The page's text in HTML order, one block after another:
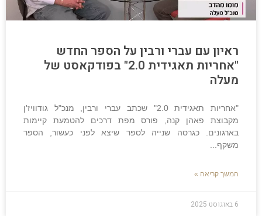
ראיון עם עברי ורבין על הספר החדש
"אחריות תאגידית 2.0" בפודקאסט של
מעלה
"אחריות תאגידית 2.0" שכתב עברי ורבין, מנכ"ל גודוויז'ן
מקבוצת פאהן קנה, פורס מפת דרכים להטמעת קיימות
בארגונים. כגרסה שנייה לספר שיצא לפני כעשור, הספר
משקף
המשך קריאה »
6 באוגוסט 2025